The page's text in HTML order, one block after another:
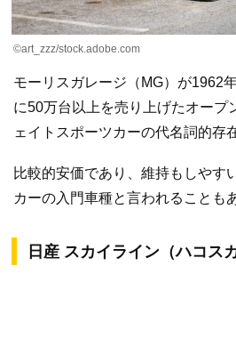
©︎art_zzz/stock.adobe.com
モーリスガレージ（MG）が1962
に50万台以上を売り上げたオープ
ェイトスポーツカーの代名詞的存
比較的安価であり、維持もしやす
カーの入門車種と言われることも
日産 スカイライン（ハコスカ